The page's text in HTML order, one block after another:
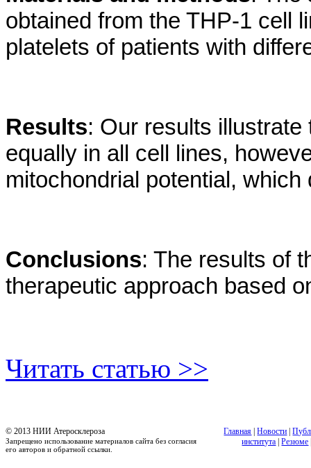
obtained from the THP-1 cell
platelets of patients with
Results: Our results
equally in all cell lines,
mitochondrial potential,
Conclusions: The results of
therapeutic approach based
Читать статью >>
© 2013 НИИ Атеросклероза
Запрещено использование материалов сайта без согласия
его авторов и обратной ссылки.
Главная |Новости |
института |Резюме